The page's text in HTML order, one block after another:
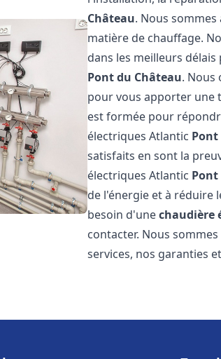
Château. Nous
matière de chauffage.
dans les meilleurs
Pont du Château. Nous
pour vous apporter une
est formée pour
électriques Atlantic Pont
satisfaits en sont la
électriques Atlantic Pont
de l'énergie et à réduire
besoin d'unechaudière
contacter. Nous
services, nos garanties